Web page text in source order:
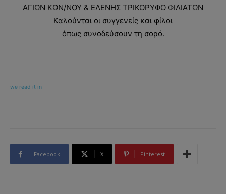
ΑΓΙΩΝ ΚΩΝ/ΝΟΥ & ΕΛΕΝΗΣ ΤΡΙΚΟΡΥΦΟ ΦΙΛΙΑΤΩΝ
Καλούνται οι συγγενείς και φίλοι
όπως συνοδεύσουν τη σορό.
we read it in
Facebook X Pinterest